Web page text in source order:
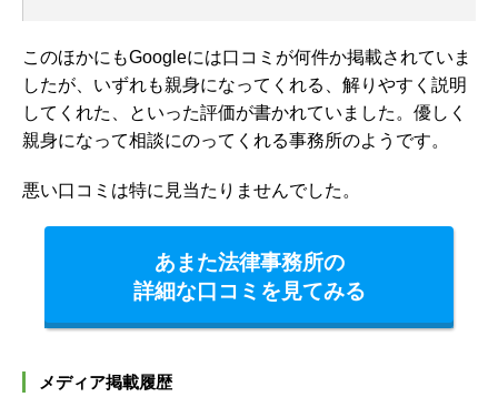
このほかにもGoogleには口コミが何件か掲載されていま
したが、いずれも親身になってくれる、解りやすく説明
してくれた、といった評価が書かれていました。優しく
親身になって相談にのってくれる事務所のようです。
悪い口コミは特に見当たりませんでした。
あまた法律事務所の
詳細な口コミを見てみる
メディア掲載履歴